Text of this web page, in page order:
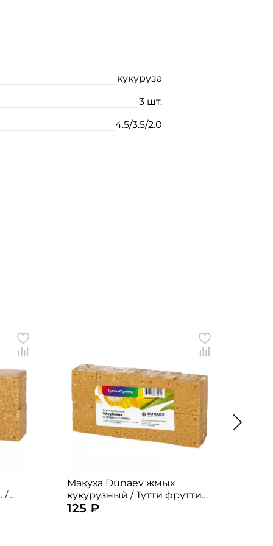
кукуруза
3 шт.
4.5/3.5/2.0
/
Макуха Dunaev жмых
кукурузный / Тутти фрутти
1уп. / 300гр. (10шт. по 30гр.)
125 ₽